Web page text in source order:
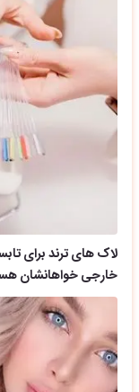
لاک های ترند برای
خارجی خواهانشان